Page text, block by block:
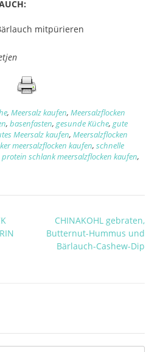
mitpürieren
, Meersalz kaufen, Meersalzflocken
, basenfasten, gesunde Küche, gute
Meersalz kaufen, Meersalzflocken
meersalzflocken kaufen, schnelle
schlank meersalzflocken kaufen,
CHINAKOHL gebraten,
Butternut-Hummus und
Bärlauch-Cashew-Dip